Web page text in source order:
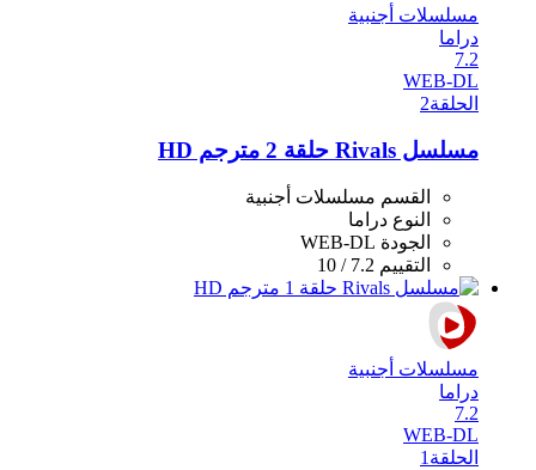
مسلسلات أجنبية
دراما
7.2
WEB-DL
الحلقة2
مسلسل Rivals حلقة 2 مترجم HD
القسم مسلسلات أجنبية
النوع دراما
الجودة WEB-DL
التقييم 7.2 / 10
مسلسلات أجنبية
دراما
7.2
WEB-DL
الحلقة 1